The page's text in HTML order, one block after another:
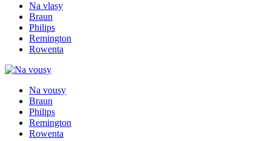
Na vlasy
Braun
Philips
Remington
Rowenta
Na vousy
Braun
Philips
Remington
Rowenta